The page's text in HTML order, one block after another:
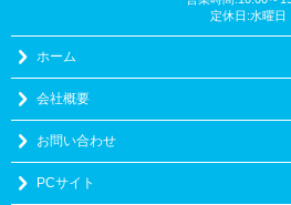
定休日:水曜日
ホーム
会社概要
お問い合わせ
PCサイト